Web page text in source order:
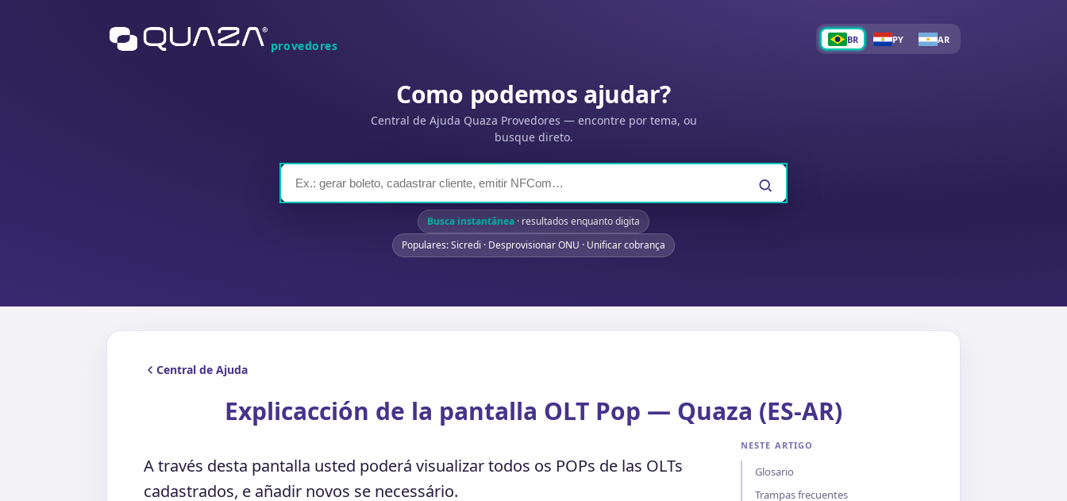
provedores BR PY AR
Como podemos ajudar?
Central de Ajuda Quaza Provedores — encontre por tema, ou
busque direto.
Busca instantânea · resultados enquanto digita
Populares: Sicredi · Desprovisionar ONU · Unificar cobrança
Central de Ajuda
Explicacción de la pantalla OLT Pop — Quaza (ES-AR)
A través desta pantalla usted poderá visualizar todos os POPs de las OLTs
cadastrados, e añadir novos se necessário.
NESTE ARTIGO
Glosario
Trampas frecuentes